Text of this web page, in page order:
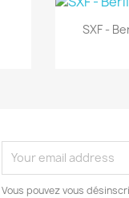
SXF -
Vous pouvez vous